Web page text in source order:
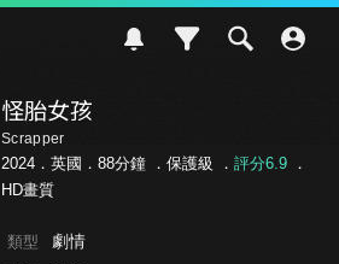
怪胎女孩
Scrapper
2024．英國．88分鐘 ． 保護級 ． 評分6.9．
HD畫質
類型 劇情